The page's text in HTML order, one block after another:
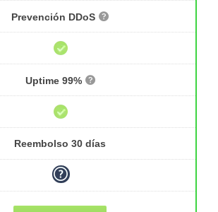
Prevención DDoS
Uptime 99%
Reembolso 30 días